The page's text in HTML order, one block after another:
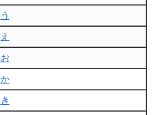
う
え
お
か
き